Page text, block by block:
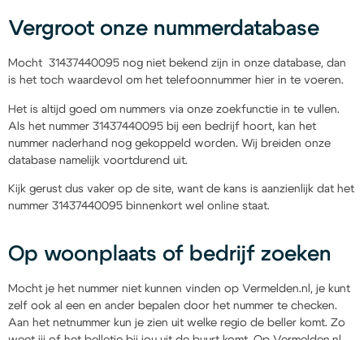
Vergroot onze nummerdatabase
Mocht 31437440095 nog niet bekend zijn in onze database, dan
is het toch waardevol om het telefoonnummer hier in te voeren.
Het is altijd goed om nummers via onze zoekfunctie in te vullen.
Als het nummer 31437440095 bij een bedrijf hoort, kan het
nummer naderhand nog gekoppeld worden. Wij breiden onze
database namelijk voortdurend uit.
Kijk gerust dus vaker op de site, want de kans is aanzienlijk dat het
nummer 31437440095 binnenkort wel online staat.
Op woonplaats of bedrijf zoeken
Mocht je het nummer niet kunnen vinden op Vermelden.nl, je kunt
zelf ook al een en ander bepalen door het nummer te checken.
Aan het netnummer kun je zien uit welke regio de beller komt. Zo